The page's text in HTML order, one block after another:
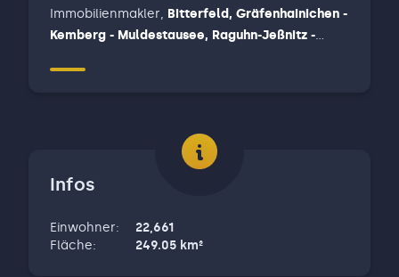
Immobilienmakler, Bitterfeld, Gräfenhainichen -
Kemberg - Muldestausee, Raguhn-Jeßnitz -
Infos
Einwohner:
22,661
Fläche: 249.05 km²